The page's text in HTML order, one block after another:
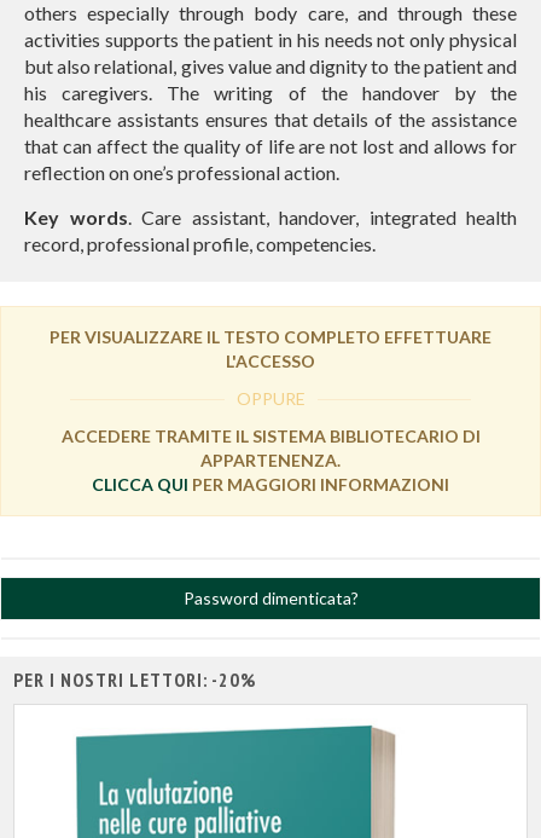
others especially through body care, and through these
activities supports the patient in his needs not only physical
but also relational, gives value and dignity to the patient and
his caregivers. The writing of the handover by the
healthcare assistants ensures that details of the assistance
that can affect the quality of life are not lost and allows for
reflection on one’s professional action.
Key words. Care assistant, handover, integrated health
record, professional profile, competencies.
PER VISUALIZZARE IL TESTO COMPLETO EFFETTUARE
L'ACCESSO
OPPURE
ACCEDERE TRAMITE IL SISTEMA BIBLIOTECARIO DI
APPARTENENZA.
CLICCA QUI PER MAGGIORI INFORMAZIONI
Password dimenticata?
PER I NOSTRI LETTORI: -20%